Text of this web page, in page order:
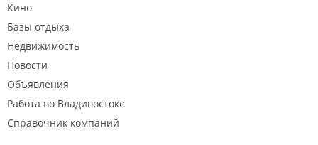
Кино
Базы отдыха
Недвижимость
Новости
Объявления
Работа во Владивостоке
Справочник компаний